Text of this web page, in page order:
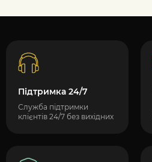
Підтримка 24/7
Служба підтримки
клієнтів 24/7 без вихідних